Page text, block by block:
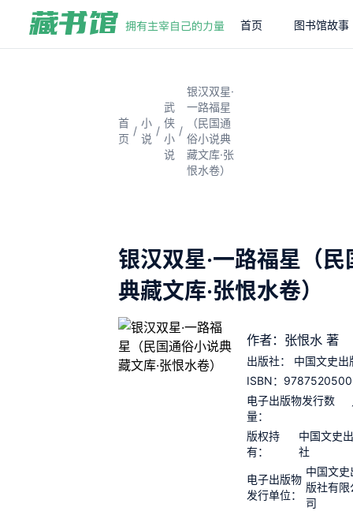
首页 图书馆故事
首
页
/
小
说
/
武
侠
小
说
/
银汉双星·
一路福星
（民国通
俗小说典
藏文库·张
恨水卷）
银汉双星·一路福星（
典藏文库·张恨水卷）
作者：张恨水 著
出版社：
中国文史出
ISBN：
电子出版物发行数
量：
版权持
有：
中国文史
社
电子出版物
发行单位：
中国文史
版社有限
司